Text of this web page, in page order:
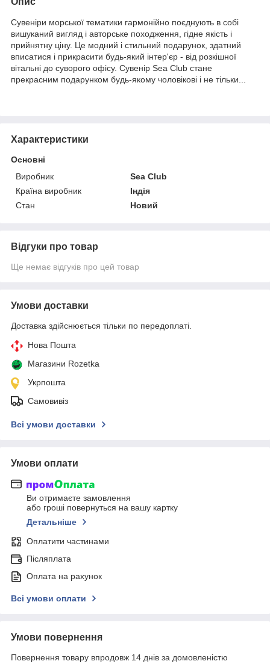
Сувеніри морської тематики гармонійно поєднують в собі
вишуканий вигляд і авторське походження, гідне якість і
прийнятну ціну. Це модний і стильний подарунок, здатний
вписатися і прикрасити будь-який інтер'єр - від розкішної
вітальні до суворого офісу. Сувенір Sea Club стане
прекрасним подарунком будь-якому чоловікові і не тільки...
Характеристики
Основні
Виробник
Sea Club
Країна виробник
Індія
Стан
Новий
Відгуки про товар
Ще немає відгуків про цей товар
Умови доставки
Доставка здійснюється тільки по передоплаті.
Нова Пошта
Магазини Rozetka
Укрпошта
Самовивіз
Всі умови доставки
Умови оплати
Ви отримаєте замовлення
або гроші повернуться на вашу картку
Детальніше
Оплатити частинами
Післяплата
Оплата на рахунок
Всі умови оплати
Умови повернення
Повернення товару впродовж 14 днів за домовленістю